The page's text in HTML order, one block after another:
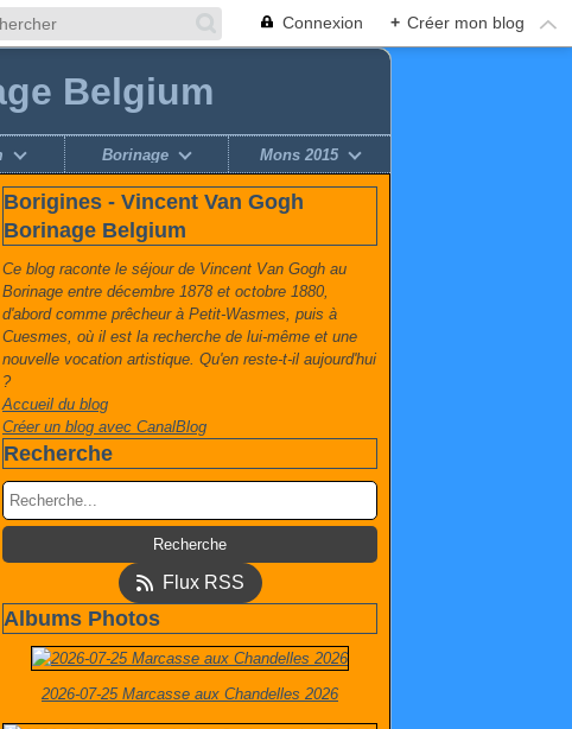
Connexion + Créer mon blog
Belgium
Borinage Mons 2015
Borigines - Vincent Van Gogh
Borinage Belgium
Ce blog raconte le séjour de Vincent Van Gogh au
Borinage entre décembre 1878 et octobre 1880,
d'abord comme prêcheur à Petit-Wasmes, puis à
Cuesmes, où il est la recherche de lui-même et une
nouvelle vocation artistique. Qu'en reste-t-il aujourd'hui
?
Accueil du blog
Créer un blog avec CanalBlog
Recherche
Flux RSS
Albums Photos
2026-07-25 Marcasse aux Chandelles 2026